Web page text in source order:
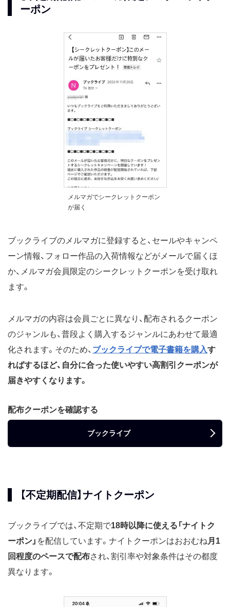
ーポン
メルマガでシークレットクーポン
が届く
ブックライブのメルマガに登録すると、セールやキャンペ
ーン情報、フォロー作品の入荷情報などがメールで届くほ
か、メルマガ会員限定のシークレットクーポンを受け取れ
ます。
メルマガの内容は会員ごとに異なり、配布されるクーポン
のジャンルも、普段よく購入するジャンルにあわせて最適
化されます。そのため、 ブックライブで電子書籍を購入す
ればするほど、自分に合った使いやすい高割引クーポンが
届きやすくなります。
配布クーポンを確認する
ブックライブ
【不定期配信】ナイトクーポン
ブックライブでは、不定期で18時以降に使える「ナイトク
ーポン」 を配信しています。ナイトクーポンはおおむね 月1
回程度のペースで配布され、割引率や対象条件はその都度
異なります。